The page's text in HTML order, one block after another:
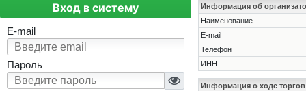
Вход в систему
E-mail
Пароль
Информация об
Наименование
E-mail
Телефон
ИНН
Информация о ходе торгов